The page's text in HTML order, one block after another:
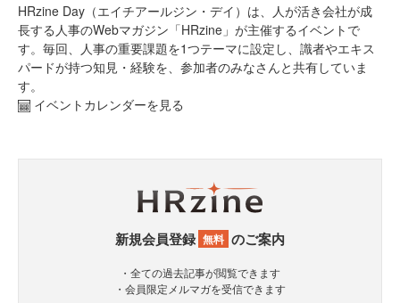
HRzine Day（エイチアールジン・デイ）は、人が活き会社が成
長する人事のWebマガジン「HRzine」が主催するイベントで
す。毎回、人事の重要課題を1つテーマに設定し、識者やエキス
パードが持つ知見・経験を、参加者のみなさんと共有していま
す。
イベントカレンダーを見る
新規会員登録 無料 のご案内
・全ての過去記事が閲覧できます
・会員限定メルマガを受信できます